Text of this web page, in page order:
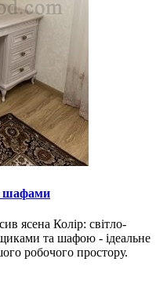
шафами
ясена Колір: світло-
та шафою - ідеальне
робочого простору.